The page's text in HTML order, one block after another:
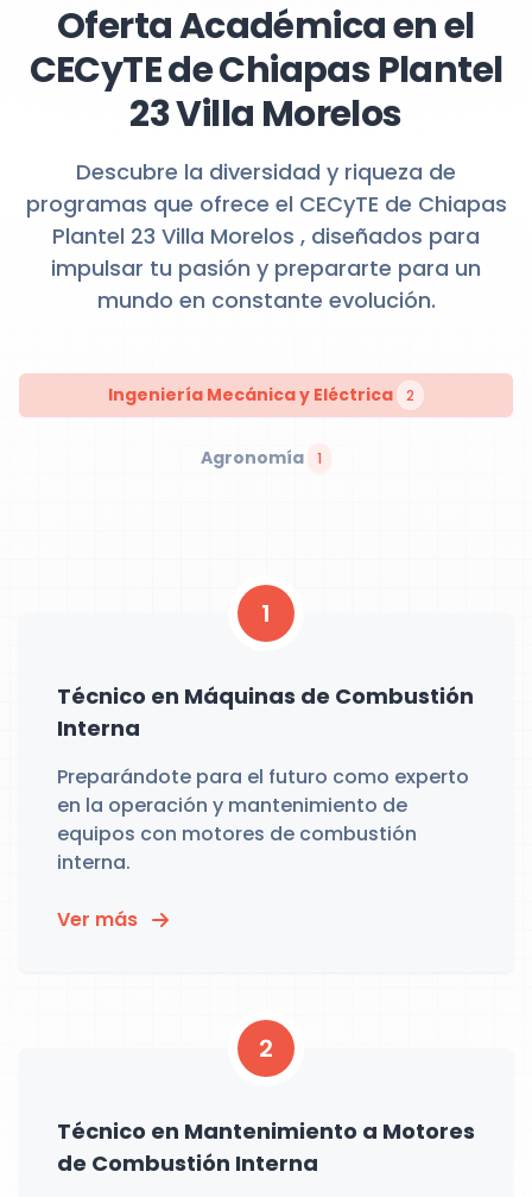
Oferta Académica en el
CECyTE de Chiapas Plantel
23 Villa Morelos
Descubre la diversidad y riqueza de
programas que ofrece el CECyTE de Chiapas
Plantel 23 Villa Morelos , diseñados para
impulsar tu pasión y prepararte para un
mundo en constante evolución.
Ingeniería Mecánica y Eléctrica 2
Agronomía 1
1
Técnico en Máquinas de Combustión
Interna
Preparándote para el futuro como experto
en la operación y mantenimiento de
equipos con motores de combustión
interna.
Ver más
2
Técnico en Mantenimiento a Motores
de Combustión Interna